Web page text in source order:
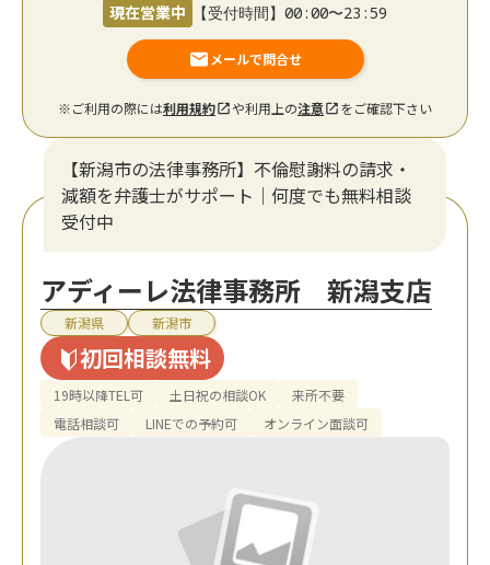
現在営業中 【受付時間】00:00〜23:59
メールで問合せ
※ご利用の際には利用規約 や利用上の注意 をご確認下さい
【新潟市の法律事務所】不倫慰謝料の請求・
減額を弁護士がサポート｜何度でも無料相談
受付中
アディーレ法律事務所 新潟支店
新潟県 新潟市
初回相談無料
19時以降TEL可 土日祝の相談OK
来所不要
電話相談可
LINEでの予約可 オンライン面談可